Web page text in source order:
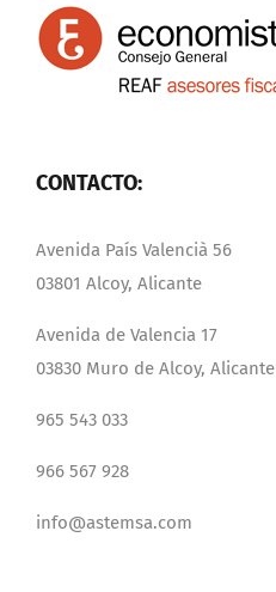
CONTACTO:
Avenida País Valencià 56
03801 Alcoy, Alicante
Avenida de Valencia 17
03830 Muro de Alcoy, Alicante
965 543 033
966 567 928
info@astemsa.com